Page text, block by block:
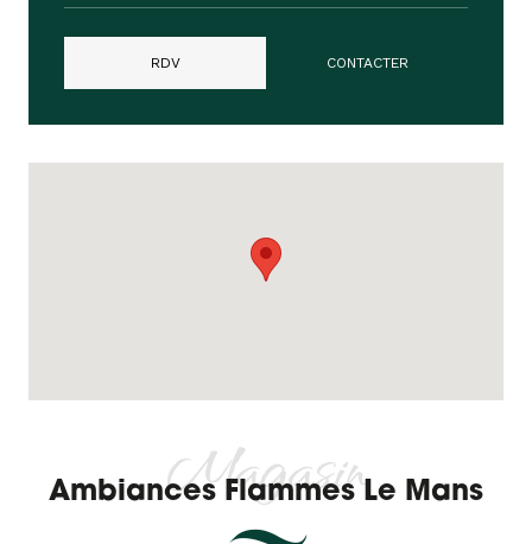
RDV CONTACTER
Magasin
Ambiances Flammes Le Mans